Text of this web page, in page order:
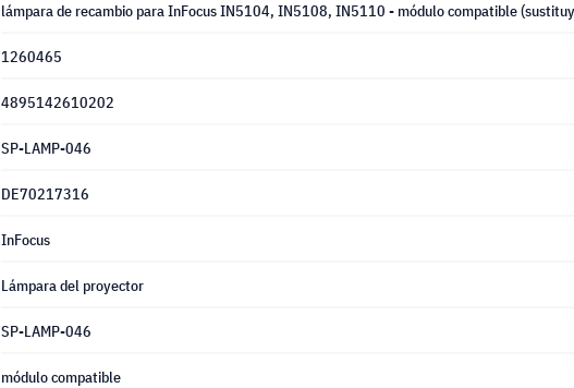
lámpara de recambio para InFocus IN5104, IN5108, IN5110 - módulo compatible
1260465
4895142610202
SP-LAMP-046
DE70217316
InFocus
Lámpara del proyector
SP-LAMP-046
módulo compatible